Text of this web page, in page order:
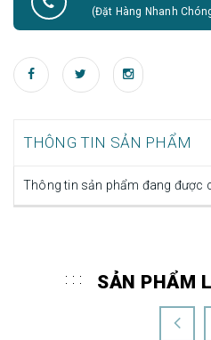
(Đặt Hàng Nhanh
THÔNG TIN SẢN PHẨM
Thông tin sản phẩm đang được
SẢN PHẨM